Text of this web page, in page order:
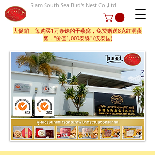
Siam South Sea Bird's Nest Co.,Ltd.
大促銷 ! 每购买1万泰铢的干燕窝，免费赠送8克红洞燕
窝，"价值1,000泰铢" (仅泰国)